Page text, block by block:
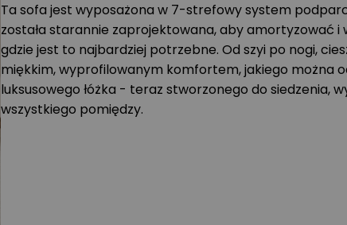
Ta sofa jest wyposażona w 7-strefowy system
została starannie zaprojektowana, aby amortyzować i
gdzie jest to najbardziej potrzebne. Od szyi po nogi,
miękkim, wyprofilowanym komfortem, jakiego można
luksusowego łóżka - teraz stworzonego do siedzenia,
wszystkiego pomiędzy.